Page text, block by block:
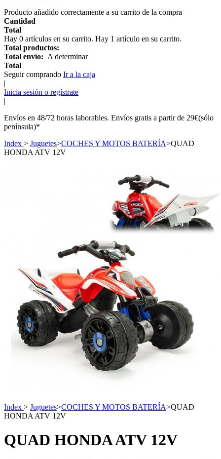
Producto añadido correctamente a su carrito de la compra
Cantidad
Total
Hay 0 artículos en su carrito. Hay 1 artículo en su carrito.
Total productos:
Total envío: A determinar
Total
Seguir comprando Ir a la caja
|
Inicia sesión o regístrate
|
Envíos en 48/72 horas laborables. Envíos gratis a partir de 29€(sólo
península)*
Index > Juguetes>COCHES Y MOTOS BATERÍA>QUAD
HONDA ATV 12V
Index > Juguetes>COCHES Y MOTOS BATERÍA>QUAD
HONDA ATV 12V
QUAD HONDA ATV 12V